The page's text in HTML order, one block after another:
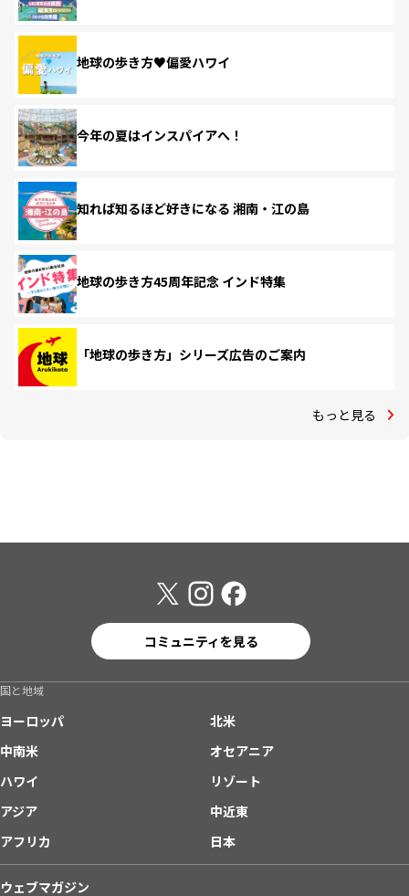
地球の歩き方♥偏愛ハワイ
今年の夏はインスパイアへ！
知れば知るほど好きになる 湘南・江の島
地球の歩き方45周年記念 インド特集
「地球の歩き方」シリーズ広告のご案内
もっと見る
コミュニティを見る
国と地域
ヨーロッパ
北米
中南米
オセアニア
ハワイ
リゾート
アジア
中近東
アフリカ
日本
ウェブマガジン